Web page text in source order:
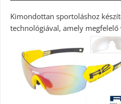
Kimondottan sportoláshoz
technológiával, amely